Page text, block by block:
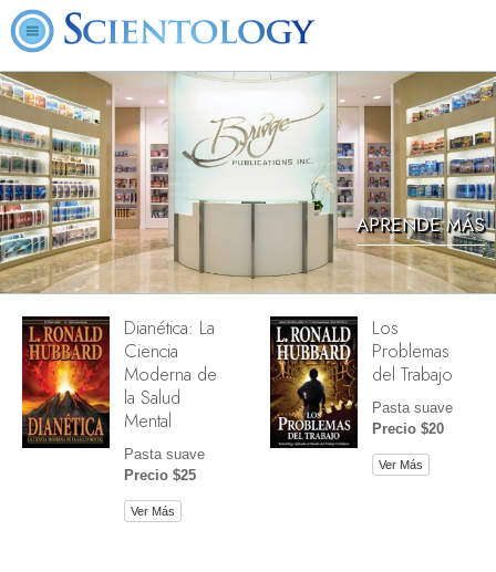
APRENDE MÁS
Dianética: La
Ciencia
Moderna de
la Salud
Mental
Pasta suave
Precio $25
Ver Más
Los
Problemas
del Trabajo
Pasta suave
Precio $20
Ver Más